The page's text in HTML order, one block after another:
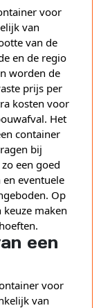
voor
van
van de
en de regio
worden de
prijs per
kosten voor
Het
container
bij
een goed
eventuele
Op
maken
een
voor
van